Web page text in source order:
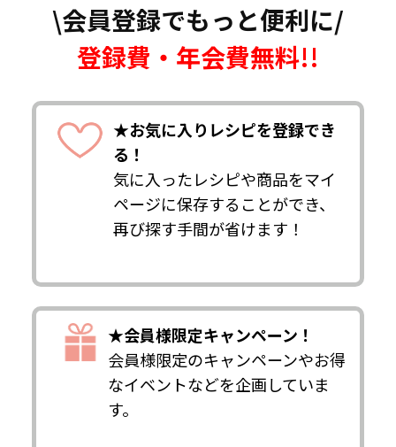
\会員登録でもっと便利に/
登録費・年会費無料!!
★お気に入りレシピを登録でき
る！
気に入ったレシピや商品をマイ
ページに保存することができ、
再び探す手間が省けます！
★会員様限定キャンペーン！
会員様限定のキャンペーンやお得
なイベントなどを企画していま
す。